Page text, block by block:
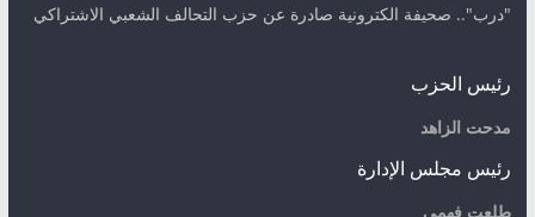
"درب".. صحيفة الكترونية صادرة عن حزب التحالف الشعبي الاشتراكي
رئيس الحزب
مدحت الزاهد
رئيس مجلس الإدارة
طلعت فهمي